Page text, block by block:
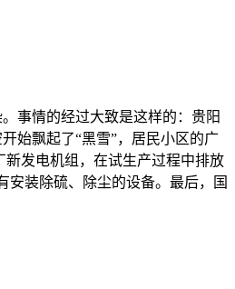
事情的经过大致是这样的：贵阳
始飘起了“黑雪”，居民小区的广
新发电机组，在试生产过程中排放
安装除硫、除尘的设备。最后，国